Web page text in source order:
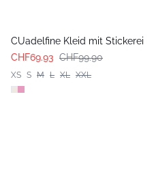
CUadelfine Kleid mit Stickerei
CHF69.93 CHF99.90
XS S M L XL XXL